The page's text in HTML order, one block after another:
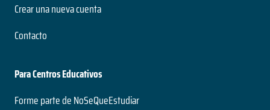
Crear una nueva cuenta
Contacto
Para Centros Educativos
Forme parte de NoSeQueEstudiar